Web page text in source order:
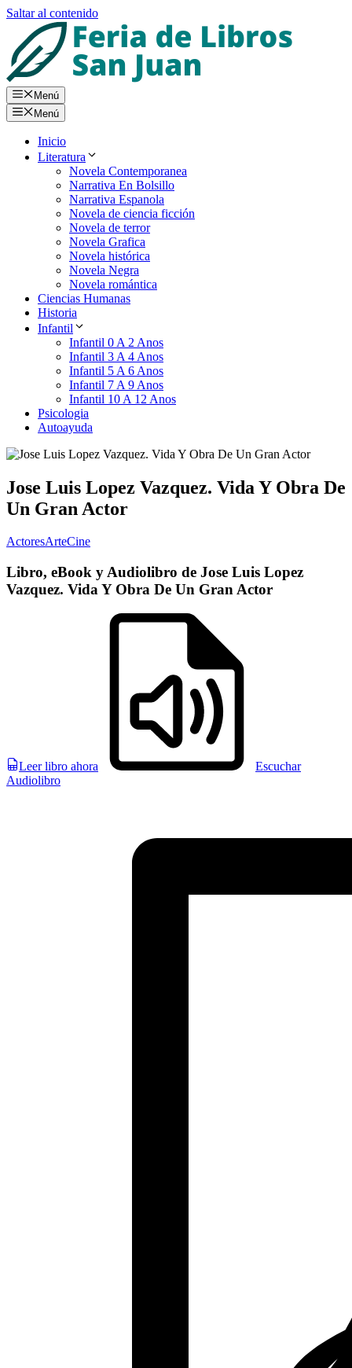
Saltar al contenido
Menú
Menú
Inicio
Literatura
Novela Contemporanea
Narrativa En Bolsillo
Narrativa Espanola
Novela de ciencia ficción
Novela de terror
Novela Grafica
Novela histórica
Novela Negra
Novela romántica
Ciencias Humanas
Historia
Infantil
Infantil 0 A 2 Anos
Infantil 3 A 4 Anos
Infantil 5 A 6 Anos
Infantil 7 A 9 Anos
Infantil 10 A 12 Anos
Psicologia
Autoayuda
Jose Luis Lopez Vazquez. Vida Y Obra De
Un Gran Actor
ActoresArteCine
Libro, eBook y Audiolibro de Jose Luis Lopez
Vazquez. Vida Y Obra De Un Gran Actor
Leer libro ahora
Escuchar
Audiolibro